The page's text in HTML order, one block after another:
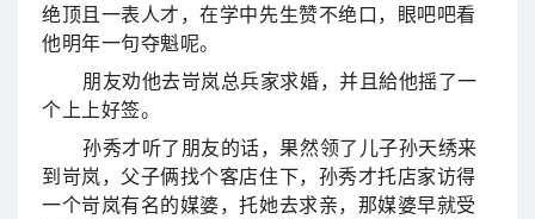
绝顶且一表人才，在学中先生赞不绝口，眼吧吧看
他明年一句夺魁呢。
朋友劝他去岢岚总兵家求婚，并且給他摇了一
个上上好签。
孙秀才听了朋友的话，果然领了儿子孙天绣来
到岢岚，父子俩找个客店住下，孙秀才托店家访得
一个岢岚有名的媒婆，托她去求亲，那媒婆早就受